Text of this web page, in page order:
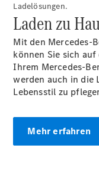
Ladelösungen.
Laden zu
Mit den Mercedes-
können Sie sich
Ihrem Mercedes-
werden auch in die
Lebensstil zu
Mehr erfahren